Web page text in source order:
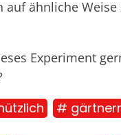
auf ähnliche
Experiment
#